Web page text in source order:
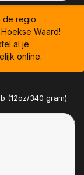
de regio
Waard!
al je
online.
(12oz/340 gram)